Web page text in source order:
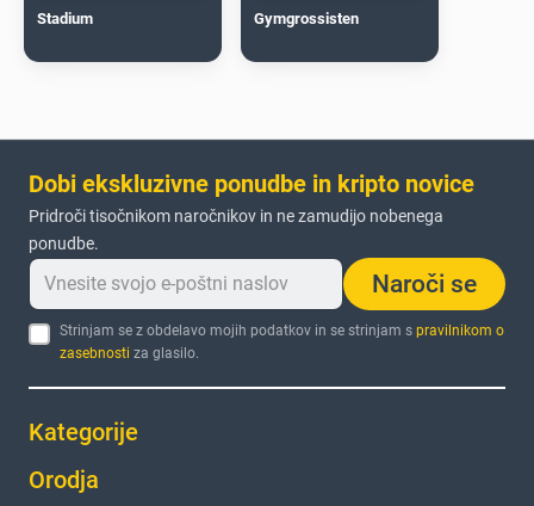
Stadium Gymgrossisten
Dobi ekskluzivne ponudbe in kripto novice
Pridroči tisočnikom naročnikov in ne zamudijo nobenega
ponudbe.
Naroči se
Strinjam se z obdelavo mojih podatkov in se strinjam spravilnikom o
zasebnosti za glasilo.
Kategorije
Orodja